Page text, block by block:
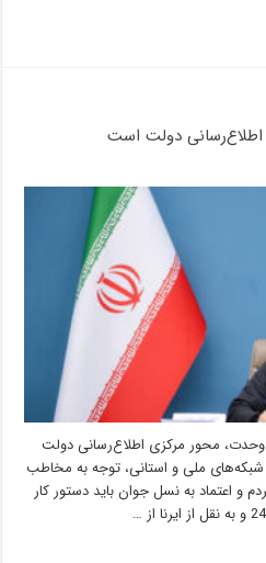
دولت است
وحدت، محور مرکزی اطلاع‌رسانی دولت
ملی و استانی، توجه به مخاطب
و اعتماد به نسل جوان باید دستور کار